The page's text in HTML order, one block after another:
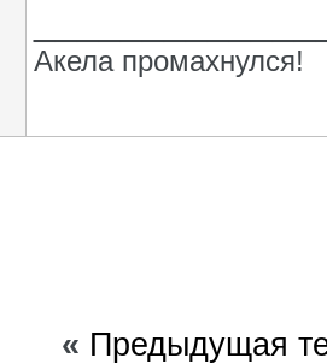
Акела промахнулся!
« Предыдущая